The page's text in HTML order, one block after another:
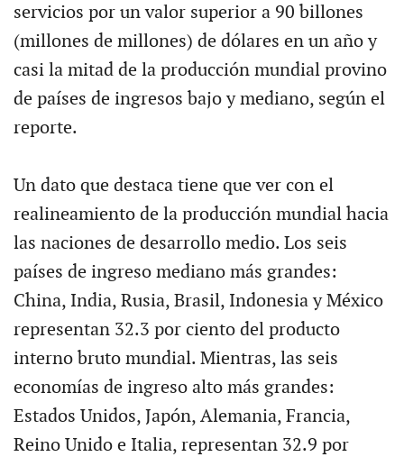
servicios por un valor superior a 90 billones
(millones de millones) de dólares en un año y
casi la mitad de la producción mundial provino
de países de ingresos bajo y mediano, según el
reporte.
Un dato que destaca tiene que ver con el
realineamiento de la producción mundial hacia
las naciones de desarrollo medio. Los seis
países de ingreso mediano más grandes:
China, India, Rusia, Brasil, Indonesia y México
representan 32.3 por ciento del producto
interno bruto mundial. Mientras, las seis
economías de ingreso alto más grandes:
Estados Unidos, Japón, Alemania, Francia,
Reino Unido e Italia, representan 32.9 por